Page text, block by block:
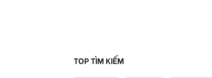
TOP TÌM KIẾM